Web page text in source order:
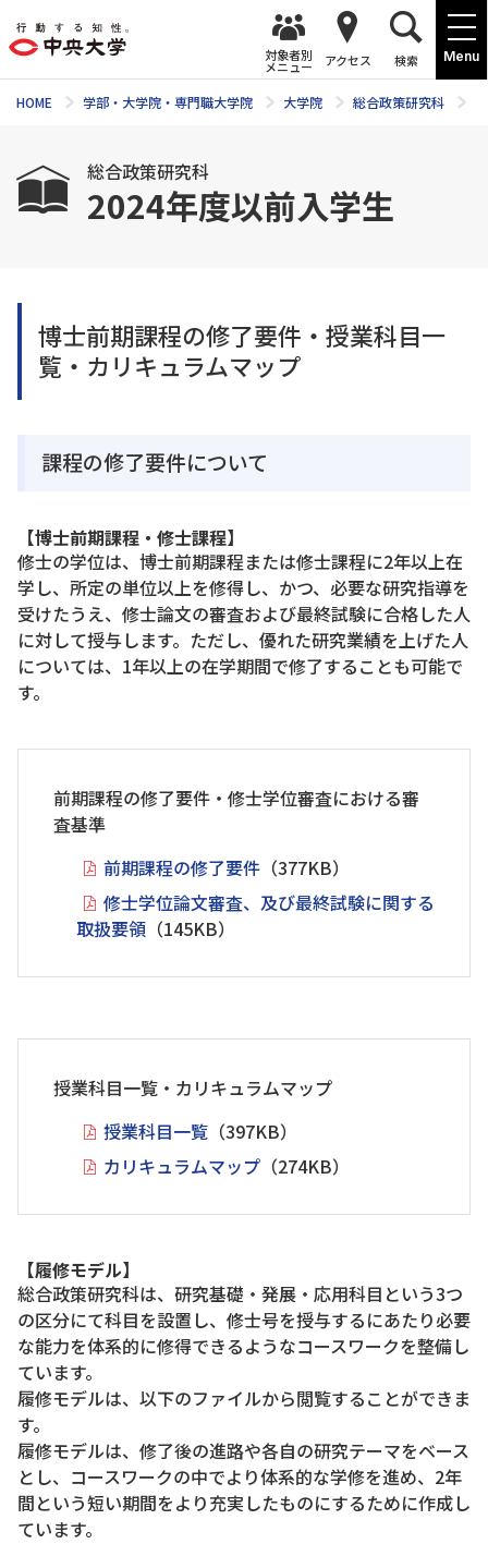
Menu
対象者別
メニュー アクセス 検索
HOME 学部・大学院・専門職大学院 大学院 総合政策研究科
総合政策研究科
2024年度以前入学生
博士前期課程の修了要件・授業科目一
覧・カリキュラムマップ
課程の修了要件について
【博士前期課程・修士課程】
修士の学位は、博士前期課程または修士課程に2年以上在
学し、所定の単位以上を修得し、かつ、必要な研究指導を
受けたうえ、修士論文の審査および最終試験に合格した人
に対して授与します。ただし、優れた研究業績を上げた人
については、1年以上の在学期間で修了することも可能で
す。
前期課程の修了要件・修士学位審査における審
査基準
前期課程の修了要件（377KB）
修士学位論文審査、及び最終試験に関する
取扱要領（145KB）
授業科目一覧・カリキュラムマップ
授業科目一覧（397KB）
カリキュラムマップ（274KB）
【履修モデル】
総合政策研究科は、研究基礎・発展・応用科目という3つ
の区分にて科目を設置し、修士号を授与するにあたり必要
な能力を体系的に修得できるようなコースワークを整備し
ています。
履修モデルは、以下のファイルから閲覧することができま
す。
履修モデルは、修了後の進路や各自の研究テーマをベース
とし、コースワークの中でより体系的な学修を進め、2年
間という短い期間をより充実したものにするために作成し
ています。